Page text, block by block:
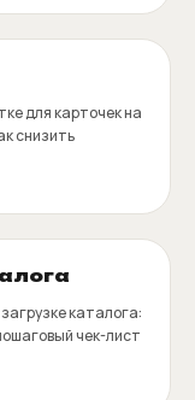
для карточек на
снизить
каталога:
чек-лист